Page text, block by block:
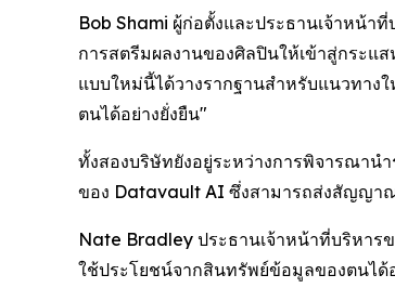
Bob Shami ผู้ก่อตั้งและประธานเจ้าหน้า
การสตรีมผลงานของศิลปินให้เข้าสู่กระแ
แบบใหม่นี้ได้วางรากฐานสำหรับแนวทาง
ตนได้อย่างยั่งยืน"
ทั้งสองบริษัทยังอยู่ระหว่างการพิจารณาน
ของ Datavault AI ซึ่งสามารถส่งสัญญาณ
Nate Bradley ประธานเจ้าหน้าที่บริหา
ใช้ประโยชน์จากสินทรัพย์ข้อมูลของตนได้